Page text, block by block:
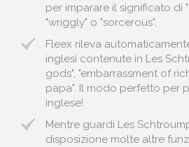
per imparare il significato di
"wriggly" o "sorcerous".
Fleex rileva
inglesi contenute in Les
gods", "embarrassment of
papa". Il modo perfetto per
inglese!
Mentre guardi Les
disposizione molte altre